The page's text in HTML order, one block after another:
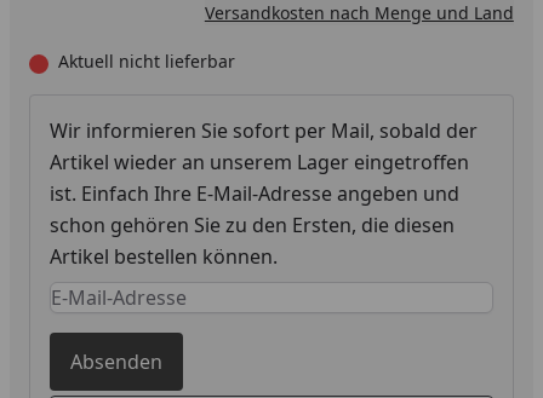
Versandkosten nach Menge und Land
Aktuell nicht lieferbar
Wir informieren Sie sofort per Mail, sobald der
Artikel wieder an unserem Lager eingetroffen
ist. Einfach Ihre E-Mail-Adresse angeben und
schon gehören Sie zu den Ersten, die diesen
Artikel bestellen können.
Keine Eingabe erforderlich
Eingabe erforderlich
Absenden